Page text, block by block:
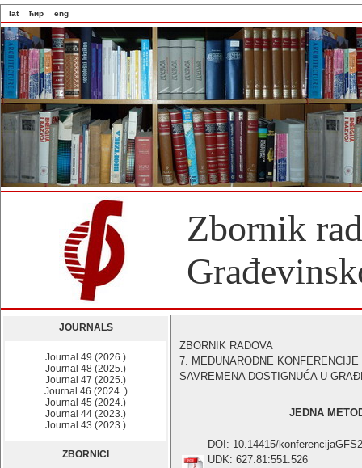
lat ћир eng
Zbornik
JOURNALS
Journal 49 (2026.)
Journal 48 (2025.)
Journal 47 (2025.)
Journal 46 (2024..)
Journal 45 (2024.)
Journal 44 (2023.)
Journal 43 (2023.)
ZBORNICI
ZBORNIK RADOVA
7. MEĐUNARODNE KONFERENCIJE
SAVREMENA DOSTIGNUĆA U
JEDNA
DOI: 10.14415/
UDK: 627.81:551.526